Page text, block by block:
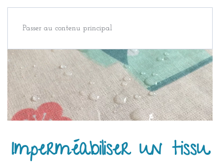
Passer au contenu principal
Imperméabiliser un tissu